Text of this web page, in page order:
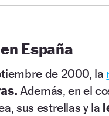
España
de 2000, la
Además, en el
sus estrellas y la